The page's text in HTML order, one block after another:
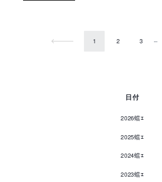
1 2 3 ...
日付
2026蟷ｴ
2025蟷ｴ
2024蟷ｴ
2023蟷ｴ